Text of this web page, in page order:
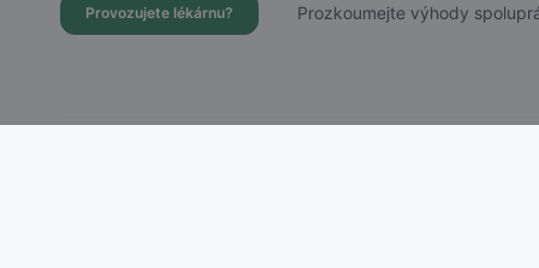
Provozujete lékárnu? Prozkoumejte výhody